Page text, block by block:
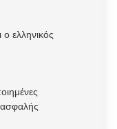
ελληνικός